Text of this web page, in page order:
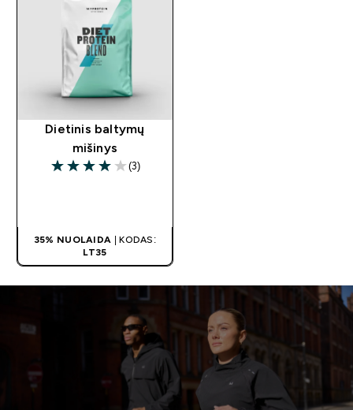
Dietinis baltymų
mišinys
4 out of 5 stars
(3)
35% NUOLAIDA | KODAS:
LT35